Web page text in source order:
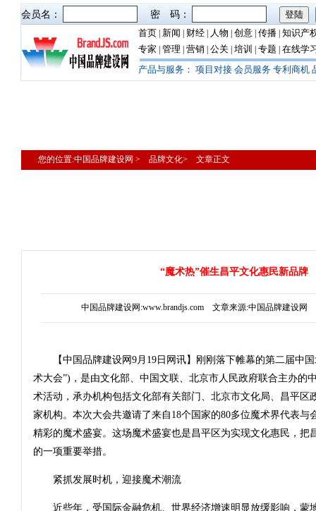
会员名：
密 码：
首页 新闻 财经 人物 创意 传播 知识产
专家 管理 营销 公关 培训 专题 在线学
产品与服务： 项目对接 会员服务 专利商机
您的位置:中国品牌建设网 > 品牌文化> 文章正文
“魔术热”催生昌平文化惠民新品牌
中国品牌建设网:www.brandjs.com 文章来源:中国品牌建设网
【中国品牌建设网9月19日网讯】刚刚落下帷幕的第二届中国
术大会”)，是由文化部、中国文联、北京市人民政府联合主办的
术活动，承办机构包括文化部有关部门、北京市文化局、昌平区
家机构。本次大会共邀请了来自18个国家的80多位魔术界代表与
精彩的魔术盛宴。这场魔术盛宴也是昌平区为实现文化惠民，把
的一项重要举措。
紧抓发展时机，迎接魔术潮流
近些年，受国际金融危机、世界经济增速明显放缓影响，蒙